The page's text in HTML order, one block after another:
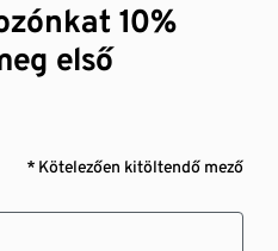
10%
első
* Kötelezően kitöltendő mező